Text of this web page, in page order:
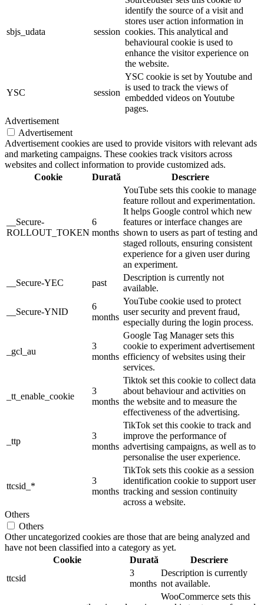
sbjs_udata session
identify the source of a visit and
stores user action information in
cookies. This analytical and
behavioural cookie is used to
enhance the visitor experience on
the website.
YSC session
YSC cookie is set by Youtube and
is used to track the views of
embedded videos on Youtube
pages.
Advertisement
Advertisement
Advertisement cookies are used to provide visitors with relevant ads
and marketing campaigns. These cookies track visitors across
websites and collect information to provide customized ads.
Cookie
Durată Descriere
__Secure-
ROLLOUT_TOKEN
6
months
YouTube sets this cookie to manage
feature rollout and experimentation.
It helps Google control which new
features or interface changes are
shown to users as part of testing and
staged rollouts, ensuring consistent
experience for a given user during
an experiment.
__Secure-YEC
past
Description is currently not
available.
__Secure-YNID
6
months
YouTube cookie used to protect
user security and prevent fraud,
especially during the login process.
_gcl_au
3
months
Google Tag Manager sets this
cookie to experiment advertisement
efficiency of websites using their
services.
_tt_enable_cookie
3
months
Tiktok set this cookie to collect data
about behaviour and activities on
the website and to measure the
effectiveness of the advertising.
_ttp
3
months
TikTok set this cookie to track and
improve the performance of
advertising campaigns, as well as to
personalise the user experience.
ttcsid_*
3
months
TikTok sets this cookie as a session
identification cookie to support user
tracking and session continuity
across a website.
Others
Others
Other uncategorized cookies are those that are being analyzed and
have not been classified into a category as yet.
Cookie
Durată
Descriere
ttcsid
3
months
Description is currently
not available.
WooCommerce sets this